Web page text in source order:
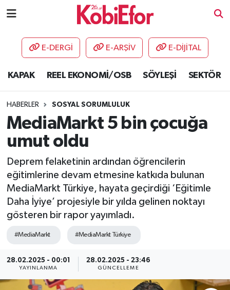
E-DERGİ E-ARŞİV E-DİJİTAL
KAPAK REEL EKONOMİ/OSB SÖYLEŞİ SEKTÖR
HABERLER SOSYAL SORUMLULUK
MediaMarkt 5 bin çocuğa
umut oldu
Deprem felaketinin ardından öğrencilerin
eğitimlerine devam etmesine katkıda bulunan
MediaMarkt Türkiye, hayata geçirdiği ‘Eğitimle
Daha İyiye’ projesiyle bir yılda gelinen noktayı
gösteren bir rapor yayımladı.
#MediaMarkt #MediaMarkt Türkiye
28.02.2025 - 00:01
YAYINLANMA
28.02.2025 - 23:46
GÜNCELLEME
AKADEMİ
DESTEK-TEŞVİK
ETKİNLİK
GÜNCEL
HABERLER
KAPAK
ŞİRKET PANO